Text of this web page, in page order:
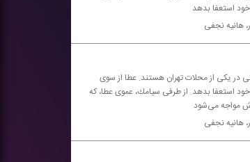
استعفا بدهد
هانیه نجفی
در یكی از محلات تهران هستند. عطا از سوی
استعفا بدهد. از طرفی سیامك، عموی عطا، كه
مواجه می‌شود
هانیه نجفی